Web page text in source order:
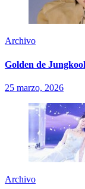
Archivo
Golden de
25 marzo, 2026
Archivo